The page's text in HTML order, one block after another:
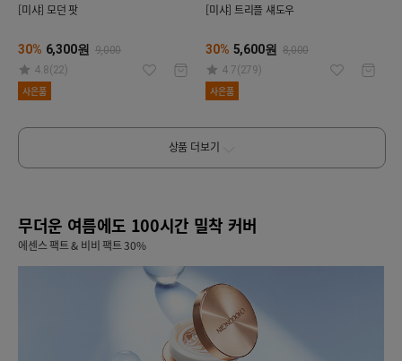
[미샤] 모던 팟
30% 6,300원
9,000
4.8(22)
사은품
[미샤] 트리플 섀도우
30% 5,600원
8,000
4.7(279)
사은품
상품 더보기
무더운 여름에도 100시간 밀착 커버
에센스 팩트 & 비비 팩트 30%